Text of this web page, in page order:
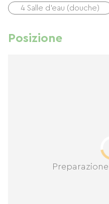
4 Salle d'eau (douche)
Posizione